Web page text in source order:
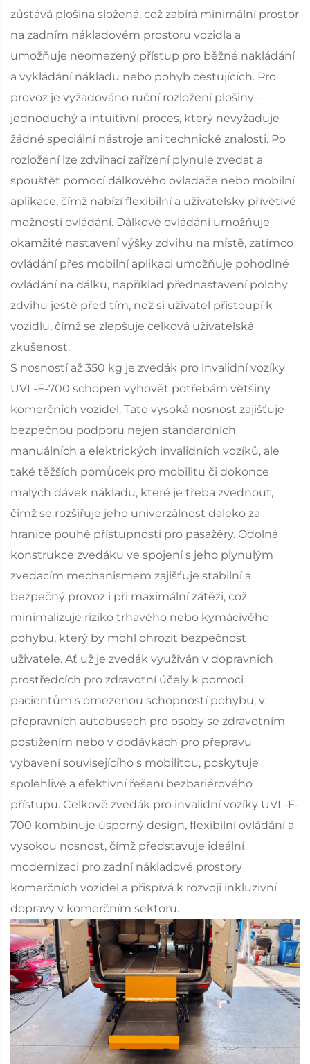
zůstává plošina složená, což zabírá minimální prostor
na zadním nákladovém prostoru vozidla a
umožňuje neomezený přístup pro běžné nakládání
a vykládání nákladu nebo pohyb cestujících. Pro
provoz je vyžadováno ruční rozložení plošiny –
jednoduchý a intuitivní proces, který nevyžaduje
žádné speciální nástroje ani technické znalosti. Po
rozložení lze zdvihací zařízení plynule zvedat a
spouštět pomocí dálkového ovladače nebo mobilní
aplikace, čímž nabízí flexibilní a uživatelsky přívětivé
možnosti ovládání. Dálkové ovládání umožňuje
okamžité nastavení výšky zdvihu na místě, zatímco
ovládání přes mobilní aplikaci umožňuje pohodlné
ovládání na dálku, například přednastavení polohy
zdvihu ještě před tím, než si uživatel přistoupí k
vozidlu, čímž se zlepšuje celková uživatelská
zkušenost.
S nosností až 350 kg je zvedák pro invalidní vozíky
UVL-F-700 schopen vyhovět potřebám většiny
komerčních vozidel. Tato vysoká nosnost zajišťuje
bezpečnou podporu nejen standardních
manuálních a elektrických invalidních vozíků, ale
také těžších pomůcek pro mobilitu či dokonce
malých dávek nákladu, které je třeba zvednout,
čímž se rozšiřuje jeho univerzálnost daleko za
hranice pouhé přístupnosti pro pasažéry. Odolná
konstrukce zvedáku ve spojení s jeho plynulým
zvedacím mechanismem zajišťuje stabilní a
bezpečný provoz i při maximální zátěži, což
minimalizuje riziko trhavého nebo kymácivého
pohybu, který by mohl ohrozit bezpečnost
uživatele. Ať už je zvedák využíván v dopravních
prostředcích pro zdravotní účely k pomoci
pacientům s omezenou schopností pohybu, v
přepravních autobusech pro osoby se zdravotním
postižením nebo v dodávkách pro přepravu
vybavení souvisejícího s mobilitou, poskytuje
spolehlivé a efektivní řešení bezbariérového
přístupu. Celkově zvedák pro invalidní vozíky UVL-F-
700 kombinuje úsporný design, flexibilní ovládání a
vysokou nosnost, čímž představuje ideální
modernizaci pro zadní nákladové prostory
komerčních vozidel a přispívá k rozvoji inkluzivní
dopravy v komerčním sektoru.